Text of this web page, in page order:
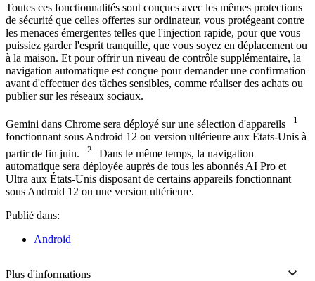
Toutes ces fonctionnalités sont conçues avec les mêmes protections
de sécurité que celles offertes sur ordinateur, vous protégeant contre
les menaces émergentes telles que l'injection rapide, pour que vous
puissiez garder l'esprit tranquille, que vous soyez en déplacement ou
à la maison. Et pour offrir un niveau de contrôle supplémentaire, la
navigation automatique est conçue pour demander une confirmation
avant d'effectuer des tâches sensibles, comme réaliser des achats ou
publier sur les réseaux sociaux.
Gemini dans Chrome sera déployé sur une sélection d'appareils 1
fonctionnant sous Android 12 ou version ultérieure aux États-Unis à
partir de fin juin.
2
Dans le même temps, la navigation
automatique sera déployée auprès de tous les abonnés AI Pro et
Ultra aux États-Unis disposant de certains appareils fonctionnant
sous Android 12 ou une version ultérieure.
Publié dans:
Android
Plus d'informations